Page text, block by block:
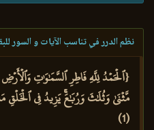
نظم الدرر في تناسب الآيات و السور
{ٱلۡحَمۡدُ لِلَّهِ فَاطِرِ ٱلسَّمَٰوَٰتِ
مَّثۡنَىٰ وَثُلَٰثَ وَرُبَٰعَۚ يَزِيدُ فِي ٱلۡخَلۡقِ
(1)